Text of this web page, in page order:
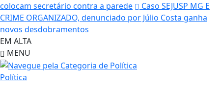
colocam secretário contra a parede
Caso SEJUSP MG E
CRIME ORGANIZADO, denunciado por Júlio Costa ganha
novos desdobramentos
EM ALTA
MENU
Política